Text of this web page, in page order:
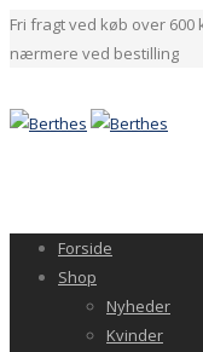
Fri fragt ved køb over
nærmere ved bestilling
Forside
Shop
Nyheder
Kvinder